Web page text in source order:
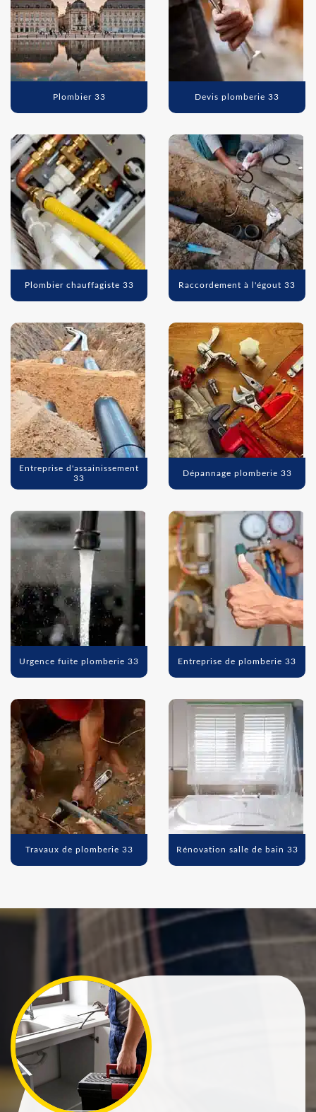
Plombier 33 Devis plomberie 33
Plombier chauffagiste 33 Raccordement à l'égout 33
Entreprise d'assainissement
33
Dépannage plomberie 33
Urgence fuite plomberie 33 Entreprise de plomberie 33
Travaux de plomberie 33 Rénovation salle de bain 33